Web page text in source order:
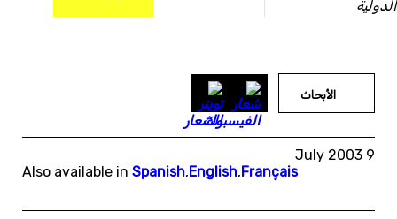
الأبحاث
9 July 2003
Also available in Spanish,English,Français